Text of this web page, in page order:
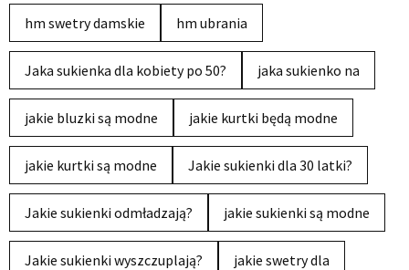
hm swetry damskie hm ubrania
Jaka sukienka dla kobiety po 50? jaka sukienko na
jakie bluzki są modne jakie kurtki będą modne
jakie kurtki są modne Jakie sukienki dla 30 latki?
Jakie sukienki odmładzają? jakie sukienki są modne
Jakie sukienki wyszczuplają? jakie swetry dla